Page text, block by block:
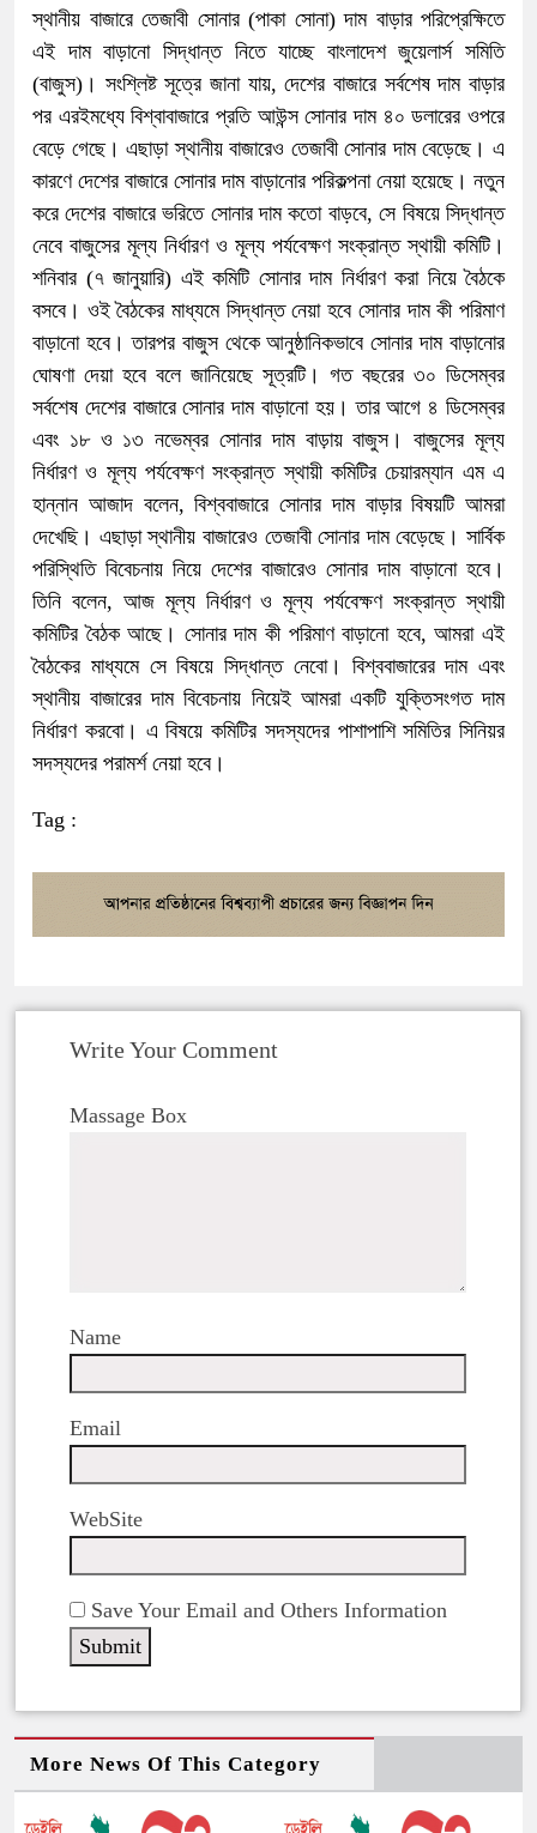
স্থানীয় বাজারে তেজাবী সোনার (পাকা সোনা) দাম বাড়ার পরিপ্রেক্ষিতে
এই দাম বাড়ানো সিদ্ধান্ত নিতে যাচ্ছে বাংলাদেশ জুয়েলার্স সমিতি
(বাজুস)। সংশ্লিষ্ট সূত্রে জানা যায়, দেশের বাজারে সর্বশেষ দাম বাড়ার
পর এরইমধ্যে বিশ্বাবাজারে প্রতি আউন্স সোনার দাম ৪০ ডলারের ওপরে
বেড়ে গেছে। এছাড়া স্থানীয় বাজারেও তেজাবী সোনার দাম বেড়েছে। এ
কারণে দেশের বাজারে সোনার দাম বাড়ানোর পরিকল্পনা নেয়া হয়েছে। নতুন
করে দেশের বাজারে ভরিতে সোনার দাম কতো বাড়বে, সে বিষয়ে সিদ্ধান্ত
নেবে বাজুসের মূল্য নির্ধারণ ও মূল্য পর্যবেক্ষণ সংক্রান্ত স্থায়ী কমিটি।
শনিবার (৭ জানুয়ারি) এই কমিটি সোনার দাম নির্ধারণ করা নিয়ে বৈঠকে
বসবে। ওই বৈঠকের মাধ্যমে সিদ্ধান্ত নেয়া হবে সোনার দাম কী পরিমাণ
বাড়ানো হবে। তারপর বাজুস থেকে আনুষ্ঠানিকভাবে সোনার দাম বাড়ানোর
ঘোষণা দেয়া হবে বলে জানিয়েছে সূত্রটি। গত বছরের ৩০ ডিসেম্বর
সর্বশেষ দেশের বাজারে সোনার দাম বাড়ানো হয়। তার আগে ৪ ডিসেম্বর
এবং ১৮ ও ১৩ নভেম্বর সোনার দাম বাড়ায় বাজুস। বাজুসের মূল্য
নির্ধারণ ও মূল্য পর্যবেক্ষণ সংক্রান্ত স্থায়ী কমিটির চেয়ারম্যান এম এ
হান্নান আজাদ বলেন, বিশ্ববাজারে সোনার দাম বাড়ার বিষয়টি আমরা
দেখেছি। এছাড়া স্থানীয় বাজারেও তেজাবী সোনার দাম বেড়েছে। সার্বিক
পরিস্থিতি বিবেচনায় নিয়ে দেশের বাজারেও সোনার দাম বাড়ানো হবে।
তিনি বলেন, আজ মূল্য নির্ধারণ ও মূল্য পর্যবেক্ষণ সংক্রান্ত স্থায়ী
কমিটির বৈঠক আছে। সোনার দাম কী পরিমাণ বাড়ানো হবে, আমরা এই
বৈঠকের মাধ্যমে সে বিষয়ে সিদ্ধান্ত নেবো। বিশ্ববাজারের দাম এবং
স্থানীয় বাজারের দাম বিবেচনায় নিয়েই আমরা একটি যুক্তিসংগত দাম
নির্ধারণ করবো। এ বিষয়ে কমিটির সদস্যদের পাশাপাশি সমিতির সিনিয়র
সদস্যদের পরামর্শ নেয়া হবে।
Tag :
Write Your Comment
Massage Box
Name
Email
WebSite
Save Your Email and Others Information
More News Of This Category